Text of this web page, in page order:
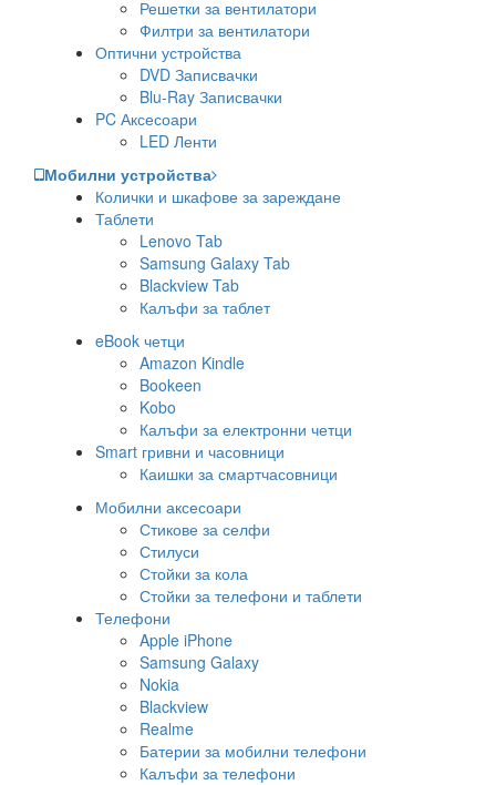
Решетки за вентилатори
Филтри за вентилатори
Оптични устройства
DVD Записвачки
Blu-Ray Записвачки
PC Аксесоари
LED Ленти
Мобилни устройства
Колички и шкафове за зареждане
Таблети
Lenovo Tab
Samsung Galaxy Tab
Blackview Tab
Калъфи за таблет
eBook четци
Amazon Kindle
Bookeen
Kobo
Калъфи за електронни четци
Smart гривни и часовници
Каишки за смартчасовници
Мобилни аксесоари
Стикове за селфи
Стилуси
Стойки за кола
Стойки за телефони и таблети
Телефони
Apple iPhone
Samsung Galaxy
Nokia
Blackview
Realme
Батерии за мобилни телефони
Калъфи за телефони